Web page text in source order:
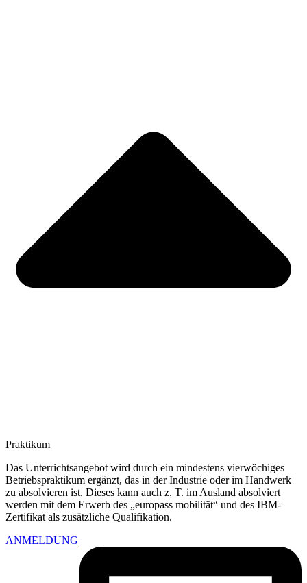
Praktikum
Das Unterrichtsangebot wird durch ein mindestens vierwöchiges
Betriebspraktikum ergänzt, das in der Industrie oder im Handwerk
zu absolvieren ist. Dieses kann auch z. T. im Ausland absolviert
werden mit dem Erwerb des „europass mobilität“ und des IBM-
Zertifikat als zusätzliche Qualifikation.
ANMELDUNG